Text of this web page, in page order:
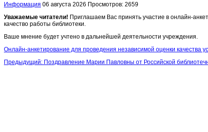
Информация 06 августа 2026 Просмотров: 2659
Уважаемые читатели! Приглашаем Вас принять участие в онлайн-
качество работы библиотеки.
Ваше мнение будет учтено в дальнейшей деятельности учреждения.
Онлайн-анкетирование для проведения независимой оценки качества
Предыдущий: Поздравление Марии Павловны от Российской